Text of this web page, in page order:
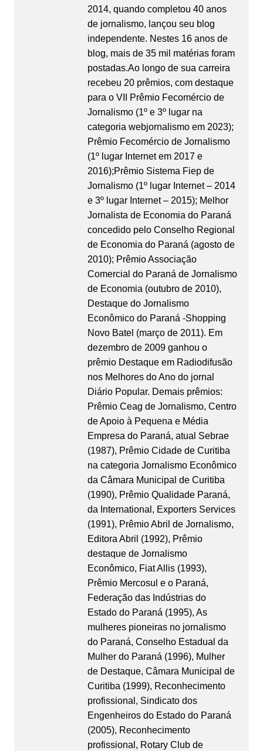
2014, quando completou 40 anos
de jornalismo, lançou seu blog
independente. Nestes 16 anos de
blog, mais de 35 mil matérias foram
postadas.Ao longo de sua carreira
recebeu 20 prêmios, com destaque
para o VII Prêmio Fecomércio de
Jornalismo (1º e 3º lugar na
categoria webjornalismo em 2023);
Prêmio Fecomércio de Jornalismo
(1º lugar Internet em 2017 e
2016);Prêmio Sistema Fiep de
Jornalismo (1º lugar Internet – 2014
e 3º lugar Internet – 2015); Melhor
Jornalista de Economia do Paraná
concedido pelo Conselho Regional
de Economia do Paraná (agosto de
2010); Prêmio Associação
Comercial do Paraná de Jornalismo
de Economia (outubro de 2010),
Destaque do Jornalismo
Econômico do Paraná -Shopping
Novo Batel (março de 2011). Em
dezembro de 2009 ganhou o
prêmio Destaque em Radiodifusão
nos Melhores do Ano do jornal
Diário Popular. Demais prêmios:
Prêmio Ceag de Jornalismo, Centro
de Apoio à Pequena e Média
Empresa do Paraná, atual Sebrae
(1987), Prêmio Cidade de Curitiba
na categoria Jornalismo Econômico
da Câmara Municipal de Curitiba
(1990), Prêmio Qualidade Paraná,
da International, Exporters Services
(1991), Prêmio Abril de Jornalismo,
Editora Abril (1992), Prêmio
destaque de Jornalismo
Econômico, Fiat Allis (1993),
Prêmio Mercosul e o Paraná,
Federação das Indústrias do
Estado do Paraná (1995), As
mulheres pioneiras no jornalismo
do Paraná, Conselho Estadual da
Mulher do Paraná (1996), Mulher
de Destaque, Câmara Municipal de
Curitiba (1999), Reconhecimento
profissional, Sindicato dos
Engenheiros do Estado do Paraná
(2005), Reconhecimento
profissional, Rotary Club de